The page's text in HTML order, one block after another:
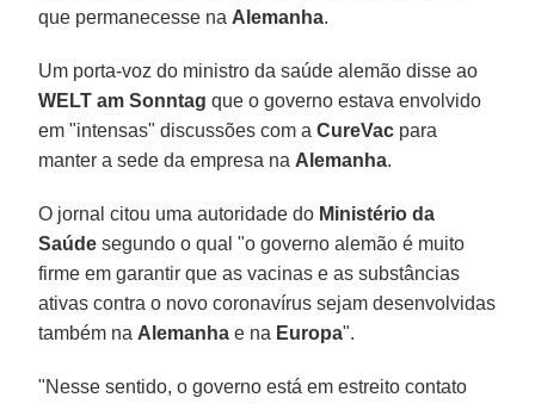
que permanecesse na Alemanha.
Um porta-voz do ministro da saúde alemão disse ao
WELT am Sonntag que o governo estava envolvido
em "intensas" discussões com aCureVac para
manter a sede da empresa na Alemanha.
O jornal citou uma autoridade do Ministério da
Saúde segundo o qual "o governo alemão é muito
firme em garantir que as vacinas e as substâncias
ativas contra o novo coronavírus sejam desenvolvidas
também na Alemanha e na Europa".
"Nesse sentido, o governo está em estreito contato